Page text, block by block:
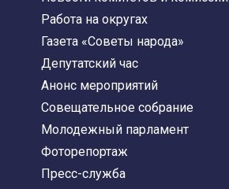
Работа на округах
Газета «Советы народа»
Депутатский час
Анонс мероприятий
Совещательное собрание
Молодежный парламент
Фоторепортаж
Пресс-служба